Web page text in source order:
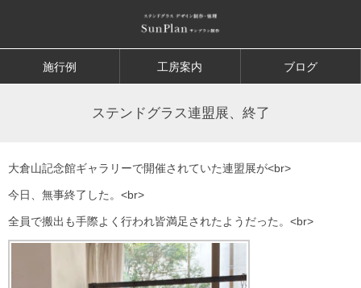
施行例 工房案内 ブログ
ステンドグラス連盟展、終了
大倉山記念館ギャラリーで開催されていた連盟展が<br>
今日、無事終了した。<br>
全員で搬出も手際よく行われ皆満足されたようだった。<br>